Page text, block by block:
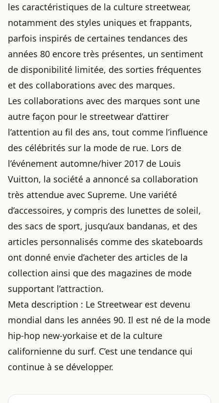
les caractéristiques de la culture streetwear,
notamment des styles uniques et frappants,
parfois inspirés de certaines tendances des
années 80 encore très présentes, un sentiment
de disponibilité limitée, des sorties fréquentes
et des collaborations avec des marques.
Les collaborations avec des marques sont une
autre façon pour le streetwear d’attirer
l’attention au fil des ans, tout comme l’influence
des célébrités sur la mode de rue. Lors de
l’événement automne/hiver 2017 de Louis
Vuitton, la société a annoncé sa collaboration
très attendue avec Supreme. Une variété
d’accessoires, y compris des lunettes de soleil,
des sacs de sport, jusqu’aux bandanas, et des
articles personnalisés comme des skateboards
ont donné envie d’acheter des articles de la
collection ainsi que des magazines de mode
supportant l’attraction.
Meta description : Le Streetwear est devenu
mondial dans les années 90. Il est né de la mode
hip-hop new-yorkaise et de la culture
californienne du surf. C’est une tendance qui
continue à se développer.